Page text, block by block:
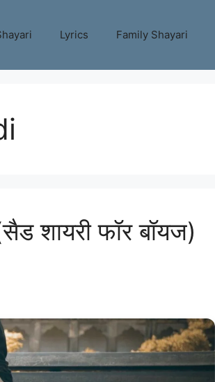
Lyrics Family Shayari
शायरी फॉर बॉयज)